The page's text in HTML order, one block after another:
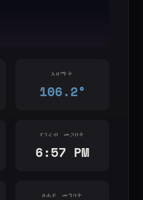
አዘማት
106.2°
የገረብ መጋበት
6:57 PM
ፀሐይ መግባት